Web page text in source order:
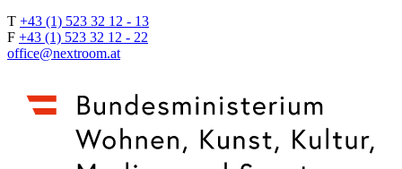
T +43 (1) 523 32 12 - 13
F +43 (1) 523 32 12 - 22
office@nextroom.at